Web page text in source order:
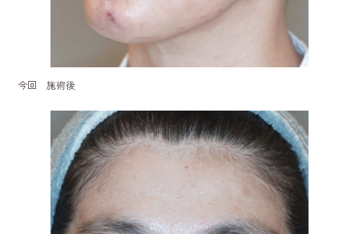
今回 施術後